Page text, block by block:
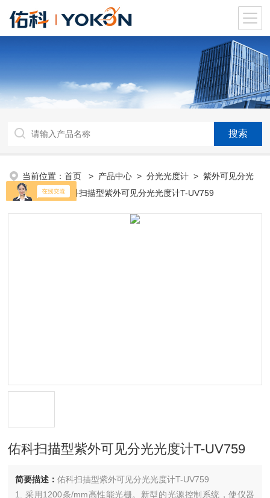
当前位置：首页 > 产品中心 >分光光度计 >紫外可见分光
光度计> 佑科扫描型紫外可见分光光度计T-UV759
佑科扫描型紫外可见分光光度计T-UV759
简要描述：佑科扫描型紫外可见分光光度计T-UV759
1. 采用1200条/mm高性能光栅。新型的光源控制系统，使仪器